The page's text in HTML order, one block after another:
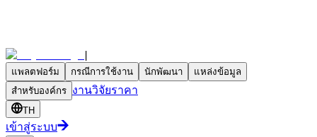
|
แพลตฟอร์ม กรณีการใช้งาน นักพัฒนา
แหล่งข้อมูล
สำหรับองค์กร งานวิจัยราคา
TH
เข้าสู่ระบบ